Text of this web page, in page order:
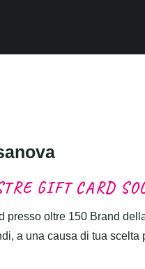
anova
TRE GIFT CARD SO
presso oltre 150 Brand
a una causa di tua